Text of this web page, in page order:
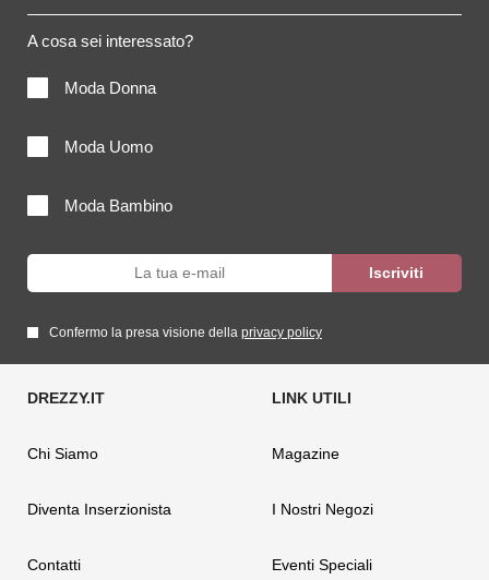
A cosa sei interessato?
Moda Donna
Moda Uomo
Moda Bambino
Confermo la presa visione della privacy policy
Chi Siamo
Diventa Inserzionista
Contatti
Magazine
I Nostri Negozi
Eventi Speciali